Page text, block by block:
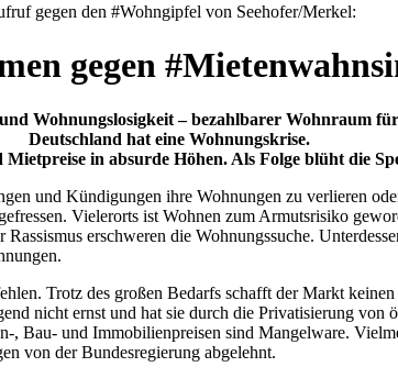
gegen den #Wohngipfel von Seehofer/Merkel:
gegen
Wohnungslosigkeit – bezahlbarer Wohnraum
Deutschland hat eine Wohnungskrise.
in absurde Höhen. Als Folge blüht die
und Kündigungen ihre Wohnungen zu verlieren
Vielerorts ist Wohnen zum Armutsrisiko
erschweren die Wohnungssuche.
Trotz des großen Bedarfs schafft der Markt
nicht ernst und hat sie durch die Privatisierung
, Bau- und Immobilienpreisen sind Mangelware.
von der Bundesregierung abgelehnt.